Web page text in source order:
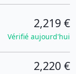
2,219 €
Vérifié aujourd'hui
2,220 €